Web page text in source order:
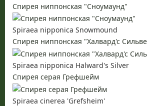
Спирея ниппонская "Сноумаунд"
Spiraea nipponica Snowmound
Спирея ниппонская "Халвард'с
Spiraea nipponica Halward's Silver
Спирея серая Грефшейм
Spiraea cinerea 'Grefsheim'